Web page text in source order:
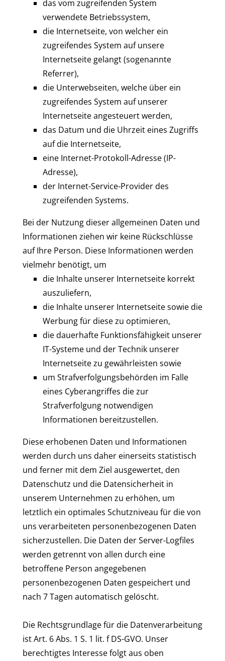
das vom zugreifenden System
verwendete Betriebssystem,
die Internetseite, von welcher ein
zugreifendes System auf unsere
Internetseite gelangt (sogenannte
Referrer),
die Unterwebseiten, welche über ein
zugreifendes System auf unserer
Internetseite angesteuert werden,
das Datum und die Uhrzeit eines Zugriffs
auf die Internetseite,
eine Internet-Protokoll-Adresse (IP-
Adresse),
der Internet-Service-Provider des
zugreifenden Systems.
Bei der Nutzung dieser allgemeinen Daten und
Informationen ziehen wir keine Rückschlüsse
auf Ihre Person. Diese Informationen werden
vielmehr benötigt, um
die Inhalte unserer Internetseite korrekt
auszuliefern,
die Inhalte unserer Internetseite sowie die
Werbung für diese zu optimieren,
die dauerhafte Funktionsfähigkeit unserer
IT-Systeme und der Technik unserer
Internetseite zu gewährleisten sowie
um Strafverfolgungsbehörden im Falle
eines Cyberangriffes die zur
Strafverfolgung notwendigen
Informationen bereitzustellen.
Diese erhobenen Daten und Informationen
werden durch uns daher einerseits statistisch
und ferner mit dem Ziel ausgewertet, den
Datenschutz und die Datensicherheit in
unserem Unternehmen zu erhöhen, um
letztlich ein optimales Schutzniveau für die von
uns verarbeiteten personenbezogenen Daten
sicherzustellen. Die Daten der Server-Logfiles
werden getrennt von allen durch eine
betroffene Person angegebenen
personenbezogenen Daten gespeichert und
nach 7 Tagen automatisch gelöscht.
Die Rechtsgrundlage für die Datenverarbeitung
ist Art. 6 Abs. 1 S. 1 lit. f DS-GVO. Unser
berechtigtes Interesse folgt aus oben